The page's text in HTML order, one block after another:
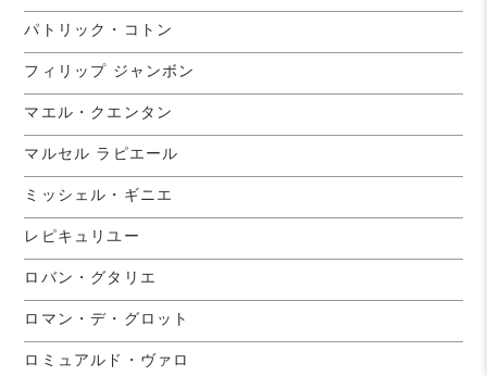
パトリック・コトン
フィリップ ジャンボン
マエル・クエンタン
マルセル ラピエール
ミッシェル・ギニエ
レピキュリユー
ロバン・グタリエ
ロマン・デ・グロット
ロミュアルド・ヴァロ